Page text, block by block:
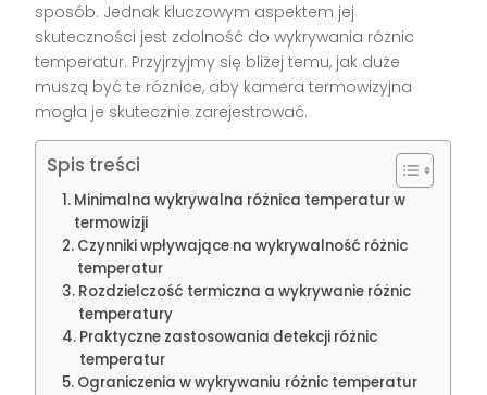
sposób. Jednak kluczowym aspektem jej
skuteczności jest zdolność do wykrywania różnic
temperatur. Przyjrzyjmy się bliżej temu, jak duże
muszą być te różnice, aby kamera termowizyjna
mogła je skutecznie zarejestrować.
Spis treści
Minimalna wykrywalna różnica temperatur w
termowizji
Czynniki wpływające na wykrywalność różnic
temperatur
Rozdzielczość termiczna a wykrywanie różnic
temperatury
Praktyczne zastosowania detekcji różnic
temperatur
Ograniczenia w wykrywaniu różnic temperatur